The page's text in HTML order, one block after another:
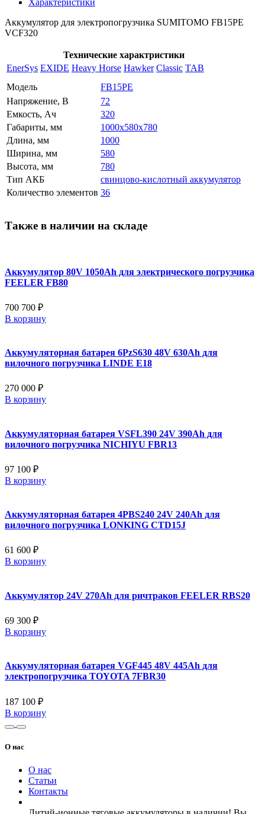
Аккумулятор для электропогрузчика SUMITOMO FB15PE
VCF320
Технические характристики
EnerSys EXIDE Heavy Horse Hawker Classic TAB
Модель
FB15PE
Напряжение, В
72
Емкость, Ач
320
Габариты, мм
1000x580x780
Длина, мм
1000
Ширина, мм
580
Высота, мм
780
Тип АКБ
свинцово-кислотный аккумулятор
Количество элементов 36
Также в наличии на складе
Аккумулятор 80V 1050Ah для электрического погрузчика
FEELER FB80
700 700 ₽
В корзину
Аккумуляторная батарея 6PzS630 48V 630Ah для
вилочного погрузчика LINDE E18
270 000 ₽
В корзину
Аккумуляторная батарея VSFL390 24V 390Ah для
вилочного погрузчика NICHIYU FBR13
97 100 ₽
В корзину
Аккумуляторная батарея 4PBS240 24V 240Ah для
вилочного погрузчика LONKING CTD15J
61 600 ₽
В корзину
Аккумулятор 24V 270Ah для ричтраков FEELER RBS20
69 300 ₽
В корзину
Аккумуляторная батарея VGF445 48V 445Ah для
электропогрузчика TOYOTA 7FBR30
187 100 ₽
В корзину
О нас
О нас
Статьи
Контакты